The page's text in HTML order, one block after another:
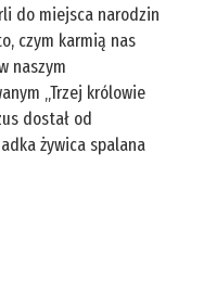
do miejsca narodzin
czym karmią nas
naszym
„Trzej królowie
dostał od
żywica spalana